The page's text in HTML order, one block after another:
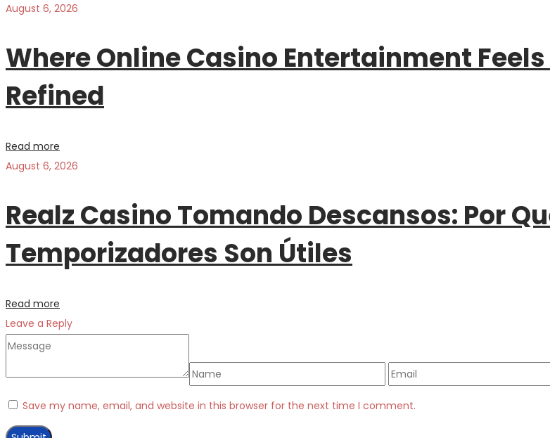
August 6, 2026
Where Online Casino Entertainment
Refined
Read more
August 6, 2026
Realz Casino Tomando Descansos: Por
Temporizadores Son Útiles
Read more
Leave a Reply
Save my name, email, and website in this browser for the next time I comment.